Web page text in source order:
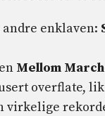
enklaven:
Mellom
overflate, lik
virkelige